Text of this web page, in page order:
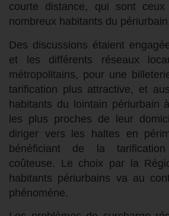
courte distance, qui sont
nombreux habitants du périurbain.
Des discussions étaient
et les différents réseaux
métropolitains, pour une
tarification plus attractive, et
habitants du lointain périurbain
les plus proches de leur
diriger vers les haltes en
bénéficiant de la
coûteuse. Le choix par la
habitants périurbains va au
phénomène.